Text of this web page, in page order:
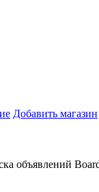
Добавить магазин
объявлений